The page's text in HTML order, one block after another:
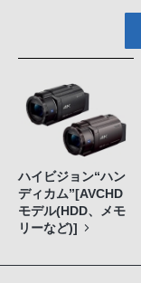
ハイビジョン“ハン
ディカム”[AVCHD
モデル(HDD、メモ
リーなど)]